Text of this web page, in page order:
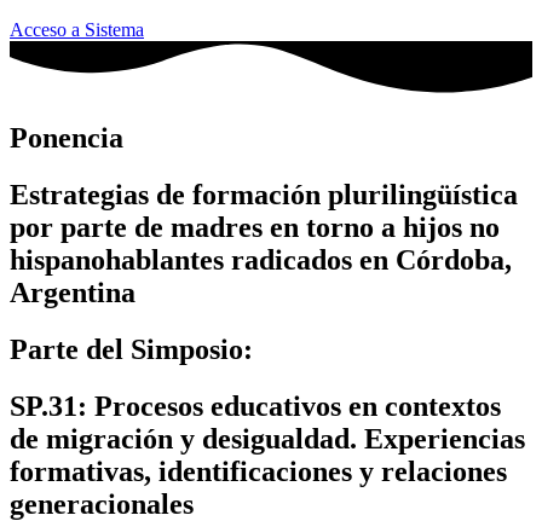
Acceso a Sistema
Ponencia
Estrategias de formación plurilingüística
por parte de madres en torno a hijos no
hispanohablantes radicados en Córdoba,
Argentina
Parte del Simposio:
SP.31: Procesos educativos en contextos
de migración y desigualdad. Experiencias
formativas, identificaciones y relaciones
generacionales